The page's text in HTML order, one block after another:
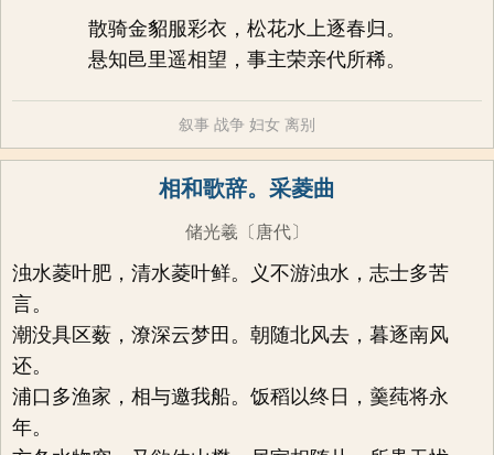
散骑金貂服彩衣，松花水上逐春归。
悬知邑里遥相望，事主荣亲代所稀。
叙事 战争 妇女 离别
相和歌辞。采菱曲
储光羲 〔唐代〕
浊水菱叶肥，清水菱叶鲜。义不游浊水，志士多苦
言。
潮没具区薮，潦深云梦田。朝随北风去，暮逐南风
还。
浦口多渔家，相与邀我船。饭稻以终日，羹莼将永
年。